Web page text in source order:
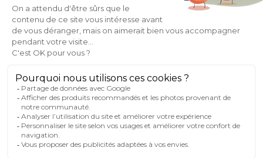
À PROPOS DE MILIBOO
AIDE & CONTACT